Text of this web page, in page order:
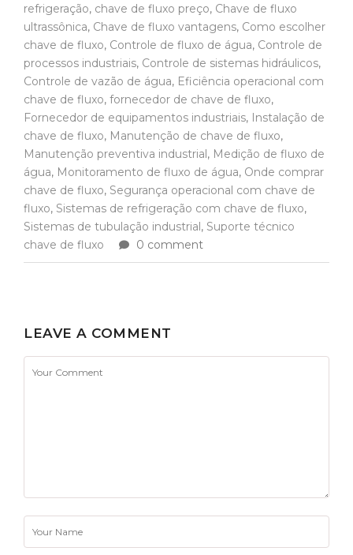
refrigeração, chave de fluxo preço, Chave de fluxo
ultrassônica, Chave de fluxo vantagens, Como escolher
chave de fluxo, Controle de fluxo de água, Controle de
processos industriais, Controle de sistemas hidráulicos,
Controle de vazão de água, Eficiência operacional com
chave de fluxo, fornecedor de chave de fluxo,
Fornecedor de equipamentos industriais, Instalação de
chave de fluxo, Manutenção de chave de fluxo,
Manutenção preventiva industrial, Medição de fluxo de
água, Monitoramento de fluxo de água, Onde comprar
chave de fluxo, Segurança operacional com chave de
fluxo, Sistemas de refrigeração com chave de fluxo,
Sistemas de tubulação industrial, Suporte técnico
chave de fluxo
0 comment
LEAVE A COMMENT